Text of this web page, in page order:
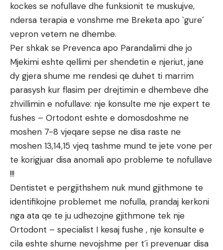
kockes se nofullave dhe funksionit te muskujve,
ndersa terapia e vonshme me Breketa apo `gure´
vepron vetem ne dhembe.
Per shkak se Prevenca apo Parandalimi dhe jo
Mjekimi eshte qellimi per shendetin e njeriut, jane
dy gjera shume me rendesi qe duhet ti marrim
parasysh kur flasim per drejtimin e dhembeve dhe
zhvillimin e nofullave: nje konsulte me nje expert te
fushes – Ortodont eshte e domosdoshme ne
moshen 7-8 vjeqare sepse ne disa raste ne
moshen 13,14,15 vjeq tashme mund te jete vone per
te korigjuar disa anomali apo probleme te nofullave
!!!
Dentistet e pergjithshem nuk mund gjithmone te
identifikojne problemet me nofulla, prandaj kerkoni
nga ata qe te ju udhezojne gjithmone tek nje
Ortodont – specialist I kesaj fushe , nje konsulte e
cila eshte shume nevojshme per t´i prevenuar disa